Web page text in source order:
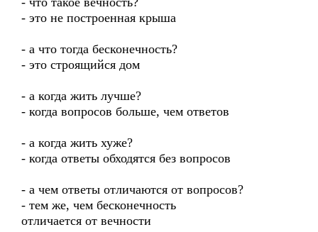
- это не построенная крыша
- а что тогда бесконечность?
- это строящийся дом
- а когда жить лучше?
- когда вопросов больше, чем ответов
- а когда жить хуже?
- когда ответы обходятся без вопросов
- а чем ответы отличаются от вопросов?
- тем же, чем бесконечность
отличается от вечности